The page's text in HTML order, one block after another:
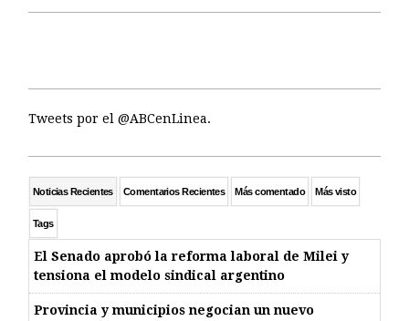
Tweets por el @ABCenLinea.
Noticias Recientes Comentarios Recientes Más comentado Más visto
Tags
El Senado aprobó la reforma laboral de Milei y
tensiona el modelo sindical argentino
Provincia y municipios negocian un nuevo